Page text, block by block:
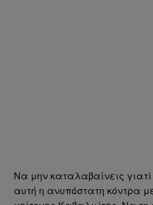
Να μην καταλαβαίνεις
αυτή η ανυπόστατη κόντρα